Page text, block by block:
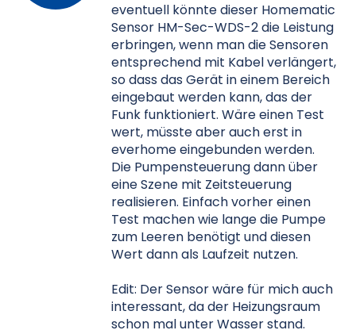
eventuell könnte dieser Homematic
Sensor HM-Sec-WDS-2 die Leistung
erbringen, wenn man die Sensoren
entsprechend mit Kabel verlängert,
so dass das Gerät in einem Bereich
eingebaut werden kann, das der
Funk funktioniert. Wäre einen Test
wert, müsste aber auch erst in
everhome eingebunden werden.
Die Pumpensteuerung dann über
eine Szene mit Zeitsteuerung
realisieren. Einfach vorher einen
Test machen wie lange die Pumpe
zum Leeren benötigt und diesen
Wert dann als Laufzeit nutzen.
Edit: Der Sensor wäre für mich auch
interessant, da der Heizungsraum
schon mal unter Wasser stand.